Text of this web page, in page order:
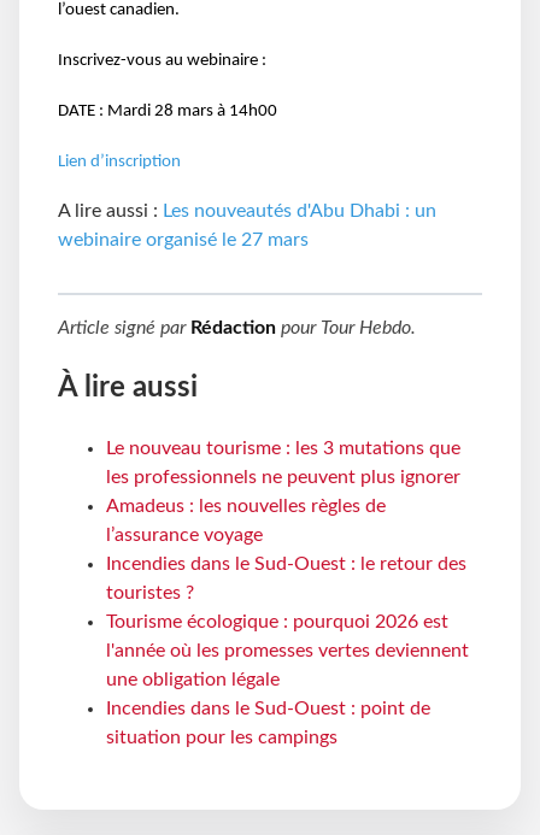
l’ouest canadien.
Inscrivez-vous au webinaire :
DATE : Mardi 28 mars à 14h00
Lien d’inscription
A lire aussi : Les nouveautés d'Abu Dhabi : un
webinaire organisé le 27 mars
Article signé par Rédaction pour Tour Hebdo.
À lire aussi
Le nouveau tourisme : les 3 mutations que
les professionnels ne peuvent plus ignorer
Amadeus : les nouvelles règles de
l’assurance voyage
Incendies dans le Sud-Ouest : le retour des
touristes ?
Tourisme écologique : pourquoi 2026 est
l'année où les promesses vertes deviennent
une obligation légale
Incendies dans le Sud-Ouest : point de
situation pour les campings